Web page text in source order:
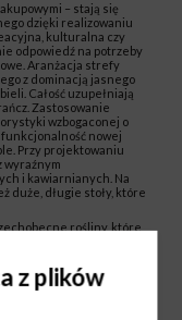
– stają się
dzięki realizowaniu
kulturalna czy
odpowiedź na potrzeby
Aranżacja strefy
z dominacją jasnego
Całość uzupełniają
Zastosowanie
wzbogaconej o
nowej
Przy projektowaniu
i kawiarnianych. Na
długie stoły, które
rośliny, które
pełnią nie tylko funkcję
rozwiązań – są
czy strefą zabaw dla
z plików